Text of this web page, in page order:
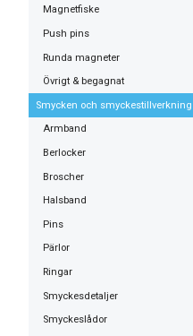
Magnetfiske
Push pins
Runda magneter
Övrigt & begagnat
Smycken och smyckestillverkning
Armband
Berlocker
Broscher
Halsband
Pins
Pärlor
Ringar
Smyckesdetaljer
Smyckeslådor